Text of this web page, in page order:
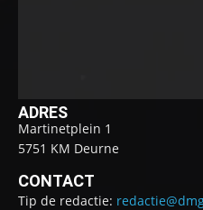
ADRES
Martinetplein 1
5751 KM Deurne
CONTACT
Tip de redactie: